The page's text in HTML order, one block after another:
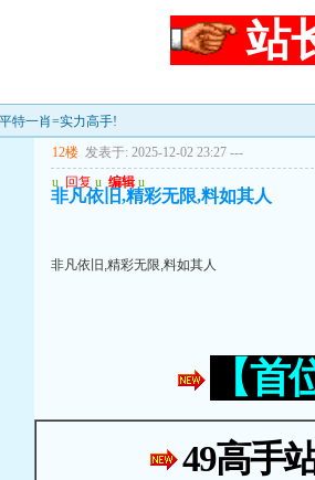
站
特一肖=实力高手!
12楼 发表于: 2025-12-02 23:27 ---
u 回复 u 编辑 u
非凡依旧,精彩无限,料如其人
非凡依旧,精彩无限,料如其人
【
49高手